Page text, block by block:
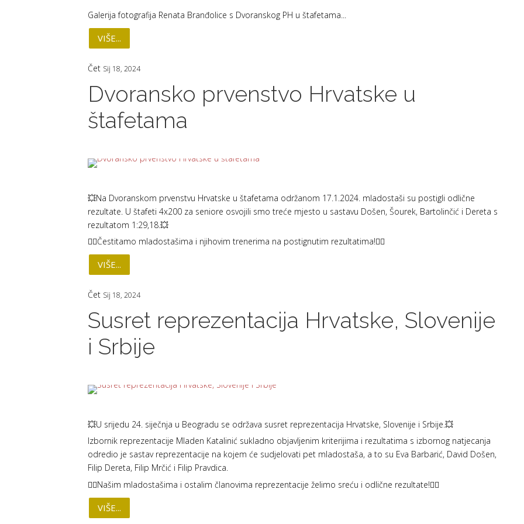
Galerija fotografija Renata Branđolice s Dvoranskog PH u štafetama...
VIŠE...
Čet Sij 18, 2024
Dvoransko prvenstvo Hrvatske u
štafetama
💥Na Dvoranskom prvenstvu Hrvatske u štafetama održanom 17.1.2024. mladostaši su postigli odlične
rezultate. U štafeti 4x200 za seniore osvojili smo treće mjesto u sastavu Došen, Šourek, Bartolinčić i Dereta s
rezultatom 1:29,18.💥
❤️‍🔥Čestitamo mladostašima i njihovim trenerima na postignutim rezultatima!❤️‍🔥
VIŠE...
Čet Sij 18, 2024
Susret reprezentacija Hrvatske, Slovenije
i Srbije
💥U srijedu 24. siječnja u Beogradu se održava susret reprezentacija Hrvatske, Slovenije i Srbije.💥
Izbornik reprezentacije Mladen Katalinić sukladno objavljenim kriterijima i rezultatima s izbornog natjecanja
odredio je sastav reprezentacije na kojem će sudjelovati pet mladostaša, a to su Eva Barbarić, David Došen,
Filip Dereta, Filip Mrčić i Filip Pravdica.
❤️‍🔥Našim mladostašima i ostalim članovima reprezentacije želimo sreću i odlične rezultate!❤️‍🔥
VIŠE...